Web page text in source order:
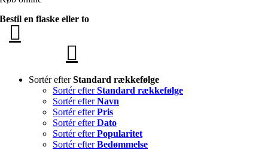
Bestil en flaske eller to
Sortér efterStandard rækkefølge
Sortér efterStandard rækkefølge
Sortér efterNavn
Sortér efterPris
Sortér efterDato
Sortér efterPopularitet
Sortér efterBedømmelse